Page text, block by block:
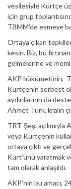
vesilesiyle Kürtçe
için grup
TBMM’de esmeye
Ortaya çıkan
kesin. Biz, bu
gelmelerine ve
AKP hükümetinin,
Kürtçenin serbest
aydınlarının da
Ahmet Türk, kralın
TRT Şeş,
veya Kürtçenin
ortaya çıktı ve
Kürt’ünü yaratmak
tam olarak anlaşıldı.
AKP’nin bu amacı,